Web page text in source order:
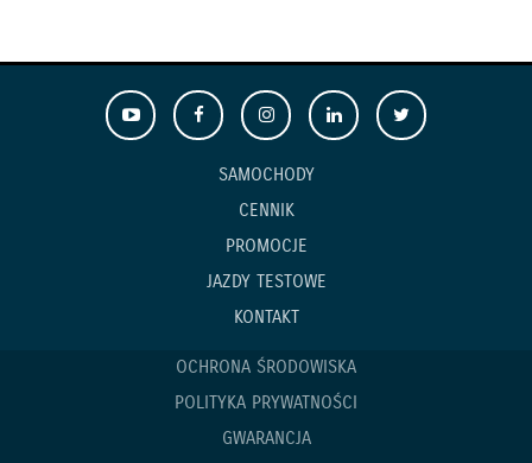
SAMOCHODY
CENNIK
PROMOCJE
JAZDY TESTOWE
KONTAKT
OCHRONA ŚRODOWISKA
POLITYKA PRYWATNOŚCI
GWARANCJA